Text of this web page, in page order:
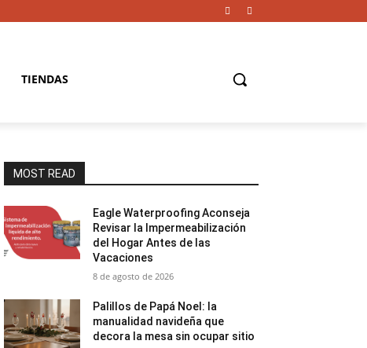
TIENDAS
MOST READ
Eagle Waterproofing Aconseja
Revisar la Impermeabilización
del Hogar Antes de las
Vacaciones
8 de agosto de 2026
Palillos de Papá Noel: la
manualidad navideña que
decora la mesa sin ocupar sitio